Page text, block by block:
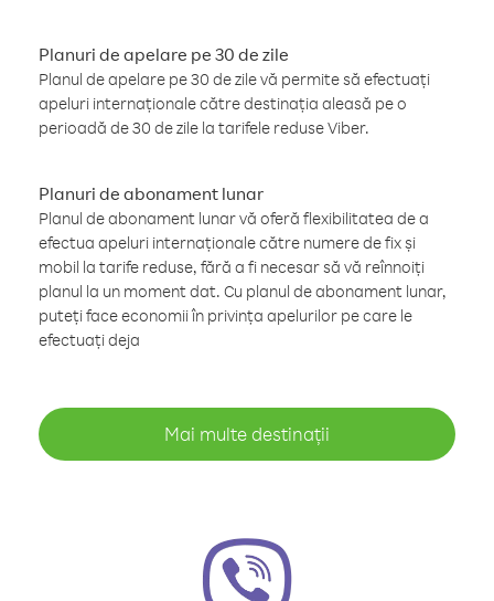
Planuri de apelare pe 30 de zile
Planul de apelare pe 30 de zile vă permite să efectuați
apeluri internaționale către destinația aleasă pe o
perioadă de 30 de zile la tarifele reduse Viber.
Planuri de abonament lunar
Planul de abonament lunar vă oferă flexibilitatea de a
efectua apeluri internaționale către numere de fix și
mobil la tarife reduse, fără a fi necesar să vă reînnoiți
planul la un moment dat. Cu planul de abonament lunar,
puteți face economii în privința apelurilor pe care le
efectuați deja
Mai multe destinații